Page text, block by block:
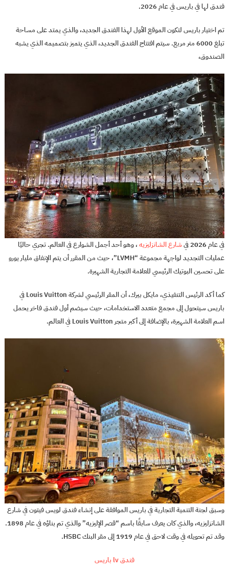
فندق لها في باريس في عام 2026.
تم اختيار باريس لتكون الموقع الأول لهذا الفندق الجديد، والذي يمتد على مساحة
تبلغ 6000 متر مربع. سيتم افتتاح الفندق الجديد، الذي يتميز بتصميمه الذي يشبه
الصندوق،
في عام2026 فيشارع الشانزليزيه ، وهو أحد أجمل الشوارع في العالم. تجري حاليًا
عمليات التجديد لواجهة مجموعة “LVMH”، حيث من المقرر أن يتم الإنفاق مليار يورو
على تحسين البوتيك الرئيسي للعلامة التجارية الشهيرة.
كما أكد الرئيس التنفيذي، مايكل بيرك، أن المقر الرئيسي لشركة Louis Vuitton في
باريس سيتحول إلى مجمع متعدد الاستخدامات، حيث سيضم أول فندق فاخر يحمل
اسم العلامة الشهيرة، بالإضافة إلى أكبر متجر Louis Vuitton في العالم.
وسبق لجنة التنمية التجارية في باريس الموافقة على إنشاء فندق لويس فيتون في شارع
الشانزليزيه، والذي كان يعرف سابقًا باسم “قصر الإليزيه” والذي تم بناؤه في عام 1898.
وقد تم تحويله في وقت لاحق في عام 1919 إلى مقر البنك HSBC.
فندق lv باريس